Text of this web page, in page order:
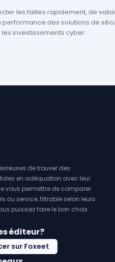
les failles rapidement, de
des solutions de
investissements cyber.
de trouver des
en adéquation avec leur
vous permettre de comparer
ou service, filtrable selon leurs
puissiez faire le bon choix
éditeur?
sur Foxeet